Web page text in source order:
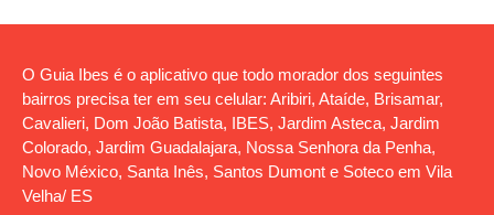
O Guia Ibes é o aplicativo que todo morador dos seguintes
bairros precisa ter em seu celular: Aribiri, Ataíde, Brisamar,
Cavalieri, Dom João Batista, IBES, Jardim Asteca, Jardim
Colorado, Jardim Guadalajara, Nossa Senhora da Penha,
Novo México, Santa Inês, Santos Dumont e Soteco em Vila
Velha/ ES